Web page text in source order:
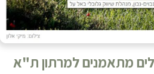
מתאמנים למרתון ת"א